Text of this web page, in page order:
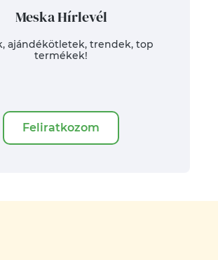
Meska Hírlevél
ajándékötletek, trendek, top
termékek!
Feliratkozom